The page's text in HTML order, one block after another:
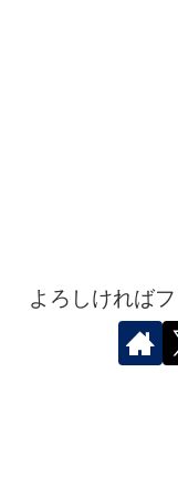
よろしければ